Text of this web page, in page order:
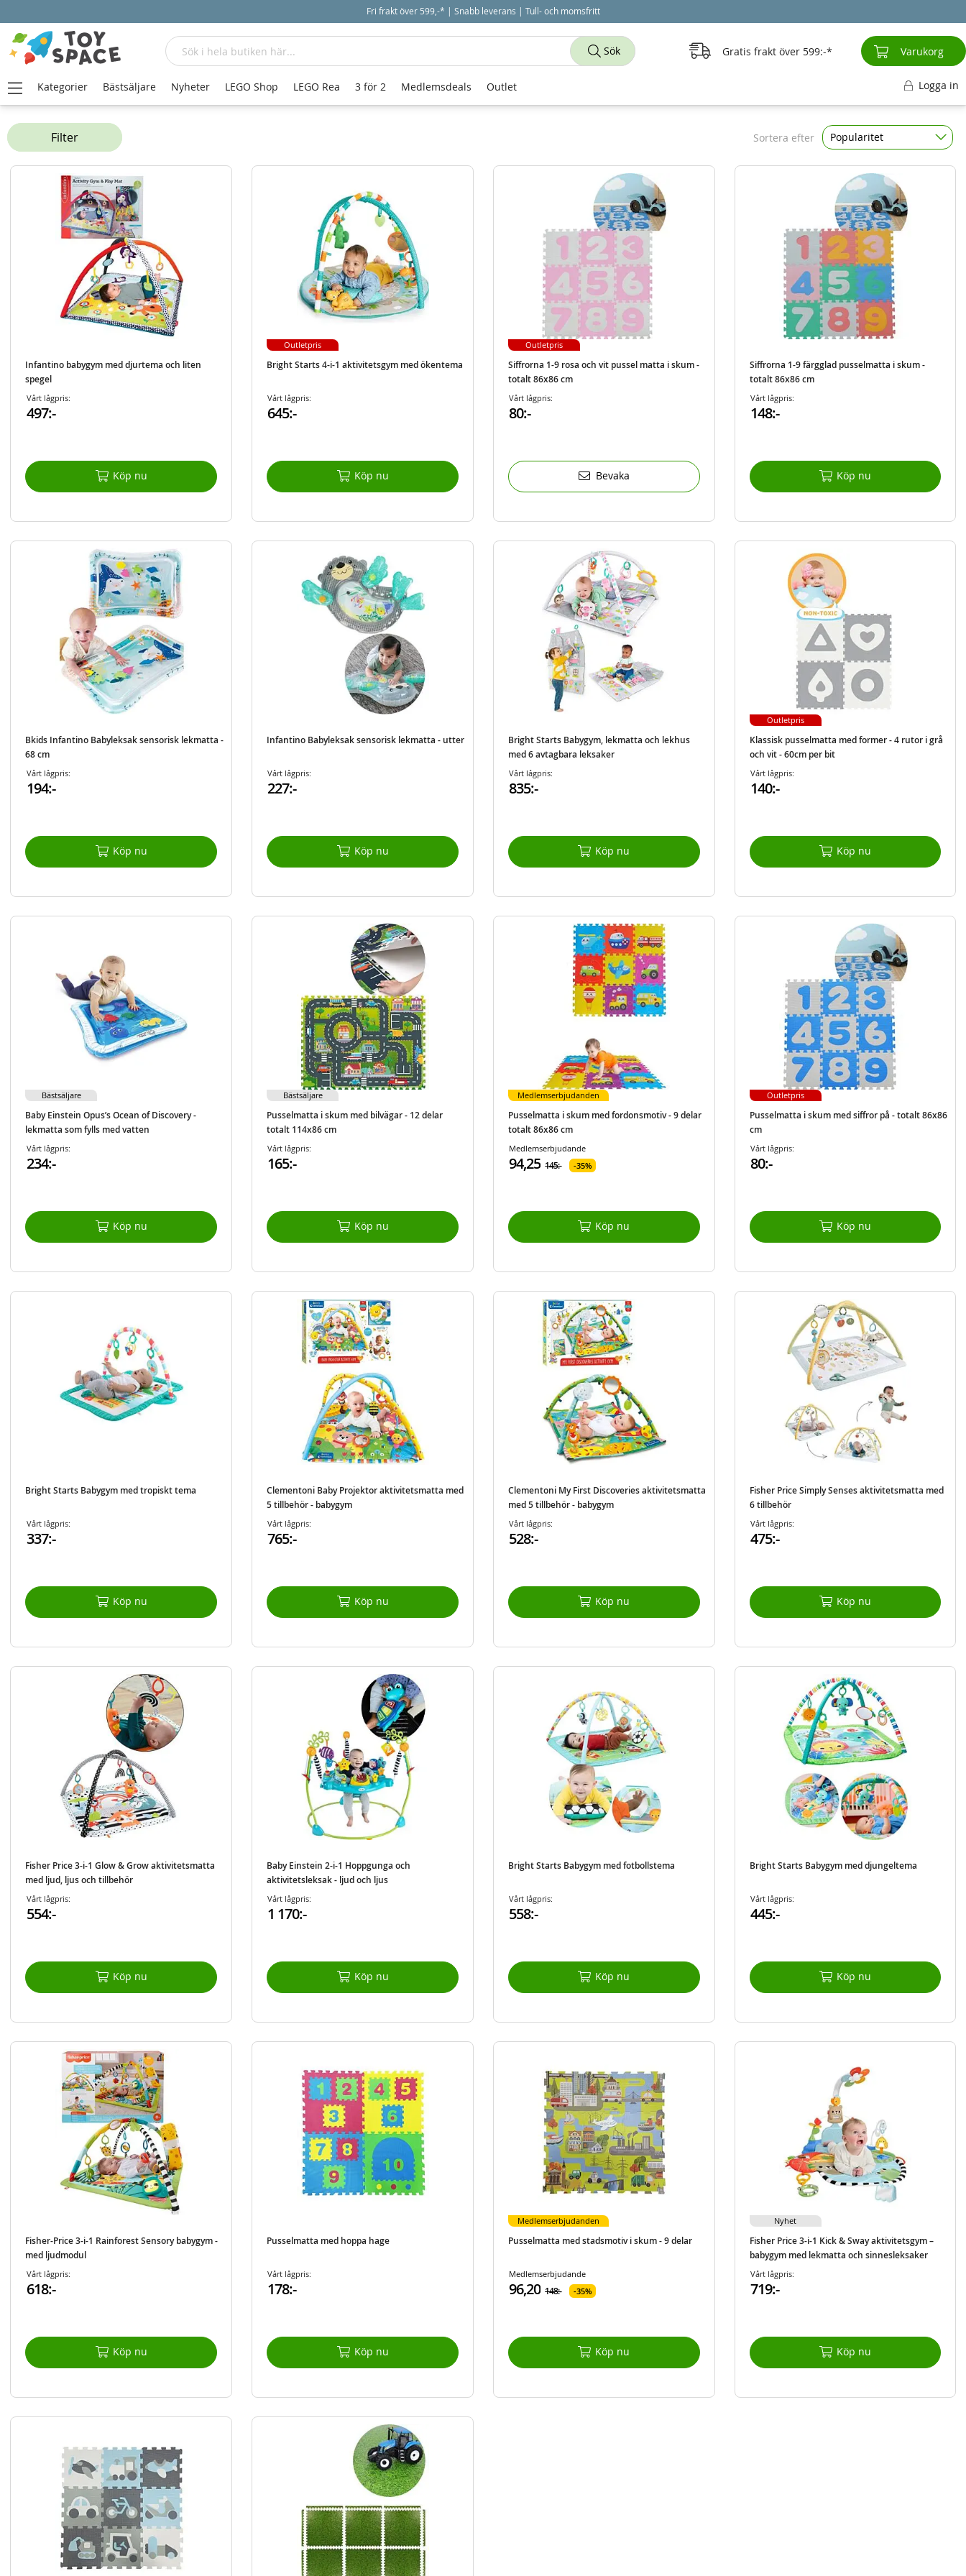
Fri frakt över 599,-* | Snabb leverans | Tull- och momsfritt
Hem Babyleksaker Babygym och lekmattor
Filter Sortera efter Popularitet
Infantino babygym med djurtema och liten
spegel
Vårt lågpris:
497:-
Köp nu
Bright Starts 4-i-1 aktivitetsgym med ökentema
Vårt lågpris:
645:-
Köp nu
Outletpris
Siffrorna 1-9 rosa och vit pussel matta i skum -
totalt 86x86 cm
Vårt lågpris:
80:-
Bevaka
Outletpris
Siffrorna 1-9 färgglad pusselmatta i skum -
totalt 86x86 cm
Vårt lågpris:
148:-
Köp nu
Bkids Infantino Babyleksak sensorisk lekmatta -
68 cm
Vårt lågpris:
194:-
Köp nu
Infantino Babyleksak sensorisk lekmatta - utter
Vårt lågpris:
227:-
Köp nu
Bright Starts Babygym, lekmatta och lekhus
med 6 avtagbara leksaker
Vårt lågpris:
835:-
Köp nu
Klassisk pusselmatta med former - 4 rutor i grå
och vit - 60cm per bit
Vårt lågpris:
140:-
Köp nu
Outletpris
Baby Einstein Opus’s Ocean of Discovery -
lekmatta som fylls med vatten
Vårt lågpris:
234:-
Köp nu
Bästsäljare
Pusselmatta i skum med bilvägar - 12 delar
totalt 114x86 cm
Vårt lågpris:
165:-
Köp nu
Bästsäljare
Pusselmatta i skum med fordonsmotiv - 9 delar
totalt 86x86 cm
Medlemserbjudande
94,25 145:- 35%
Köp nu
Medlemserbjudanden
Pusselmatta i skum med siffror på - totalt 86x86
cm
Vårt lågpris:
80:-
Köp nu
Outletpris
Bright Starts Babygym med tropiskt tema
Vårt lågpris:
337:-
Köp nu
Clementoni Baby Projektor aktivitetsmatta med
5 tillbehör - babygym
Vårt lågpris:
765:-
Köp nu
Clementoni My First Discoveries aktivitetsmatta
med 5 tillbehör - babygym
Vårt lågpris:
528:-
Köp nu
Fisher Price Simply Senses aktivitetsmatta med
6 tillbehör
Vårt lågpris:
475:-
Köp nu
Fisher Price 3-i-1 Glow & Grow aktivitetsmatta
med ljud, ljus och tillbehör
Vårt lågpris:
554:-
Köp nu
Baby Einstein 2-i-1 Hoppgunga och
aktivitetsleksak - ljud och ljus
Vårt lågpris:
1 170:-
Köp nu
Bright Starts Babygym med fotbollstema
Vårt lågpris:
558:-
Köp nu
Bright Starts Babygym med djungeltema
Vårt lågpris:
445:-
Köp nu
Fisher-Price 3-i-1 Rainforest Sensory babygym -
med ljudmodul
Vårt lågpris:
618:-
Köp nu
Pusselmatta med hoppa hage
Vårt lågpris:
178:-
Köp nu
Pusselmatta med stadsmotiv i skum - 9 delar
Medlemserbjudande
96,20 148:- 35%
Köp nu
Medlemserbjudanden
Fisher Price 3-i-1 Kick & Sway aktivitetsgym –
babygym med lekmatta och sinnesleksaker
Vårt lågpris:
719:-
Köp nu
Nyhet
Sök
Sök Gratis frakt över 599:- Varukorg
Kategorier Bästsäljare Nyheter LEGO Shop LEGO Rea 3 för 2 Medlemsdeals Outlet Logga in